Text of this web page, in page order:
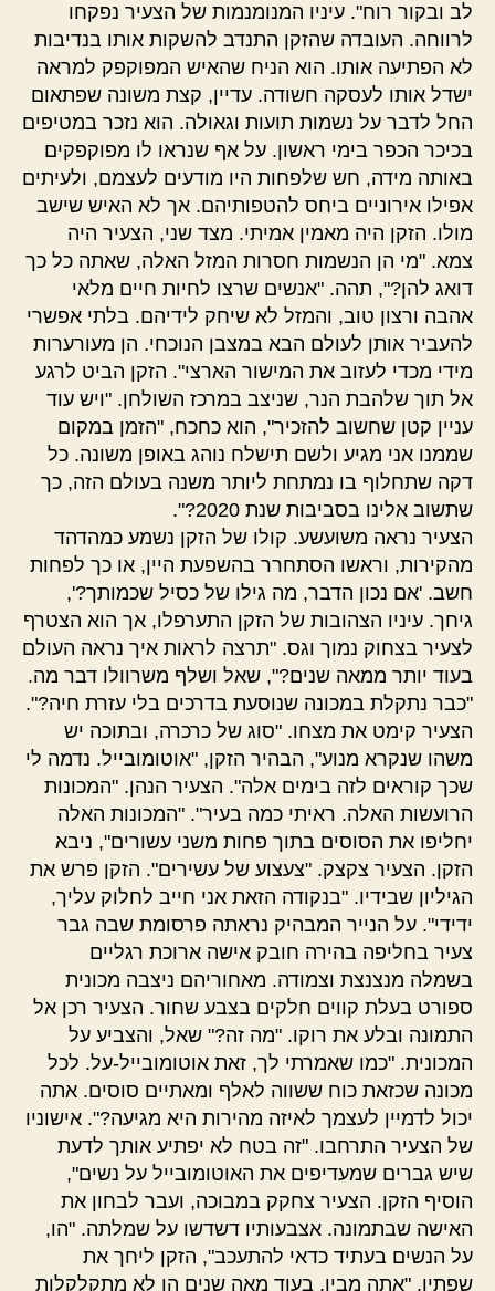
לב ובקור רוח". עיניו המנומנמות של הצעיר נפקחו
לרווחה. העובדה שהזקן התנדב להשקות אותו בנדיבות
לא הפתיעה אותו. הוא הניח שהאיש המפוקפק למראה
ישדל אותו לעסקה חשודה. עדיין, קצת משונה שפתאום
החל לדבר על נשמות תועות וגאולה. הוא נזכר במטיפים
בכיכר הכפר בימי ראשון. על אף שנראו לו מפוקפקים
באותה מידה, חש שלפחות היו מודעים לעצמם, ולעיתים
אפילו אירוניים ביחס להטפותיהם. אך לא האיש שישב
מולו. הזקן היה מאמין אמיתי. מצד שני, הצעיר היה
צמא. "מי הן הנשמות חסרות המזל האלה, שאתה כל כך
דואג להן?", תהה. "אנשים שרצו לחיות חיים מלאי
אהבה ורצון טוב, והמזל לא שיחק לידיהם. בלתי אפשרי
להעביר אותן לעולם הבא במצבן הנוכחי. הן מעורערות
מידי מכדי לעזוב את המישור הארצי". הזקן הביט לרגע
אל תוך שלהבת הנר, שניצב במרכז השולחן. "ויש עוד
עניין קטן שחשוב להזכיר", הוא כחכח, "הזמן במקום
שממנו אני מגיע ולשם תישלח נוהג באופן משונה. כל
דקה שתחלוף בו נמתחת ליותר משנה בעולם הזה, כך
שתשוב אלינו בסביבות שנת 2020?".
הצעיר נראה משועשע. קולו של הזקן נשמע כמהדהד
מהקירות, וראשו הסתחרר בהשפעת היין, או כך לפחות
חשב. 'אם נכון הדבר, מה גילו של כסיל שכמותך?',
גיחך. עיניו הצהובות של הזקן התערפלו, אך הוא הצטרף
לצעיר בצחוק נמוך וגס. "תרצה לראות איך נראה העולם
בעוד יותר ממאה שנים?", שאל ושלף משרוולו דבר מה.
"כבר נתקלת במכונה שנוסעת בדרכים בלי עזרת חיה?".
הצעיר קימט את מצחו. "סוג של כרכרה, ובתוכה יש
משהו שנקרא מנוע", הבהיר הזקן, "אוטומובייל. נדמה לי
שכך קוראים לזה בימים אלה". הצעיר הנהן. "המכונות
הרועשות האלה. ראיתי כמה בעיר". "המכונות האלה
יחליפו את הסוסים בתוך פחות משני עשורים", ניבא
הזקן. הצעיר צקצק. "צעצוע של עשירים". הזקן פרש את
הגיליון שבידיו. "בנקודה הזאת אני חייב לחלוק עליך,
ידידי". על הנייר המבהיק נראתה פרסומת שבה גבר
צעיר בחליפה בהירה חובק אישה ארוכת רגליים
בשמלה מנצנצת וצמודה. מאחוריהם ניצבה מכונית
ספורט בעלת קווים חלקים בצבע שחור. הצעיר רכן אל
התמונה ובלע את רוקו. "מה זה?" שאל, והצביע על
המכונית. "כמו שאמרתי לך, זאת אוטומובייל-על. לכל
מכונה שכזאת כוח ששווה לאלף ומאתיים סוסים. אתה
יכול לדמיין לעצמך לאיזה מהירות היא מגיעה?". אישוניו
של הצעיר התרחבו. "זה בטח לא יפתיע אותך לדעת
שיש גברים שמעדיפים את האוטומובייל על נשים",
הוסיף הזקן. הצעיר צחקק במבוכה, ועבר לבחון את
האישה שבתמונה. אצבעותיו דשדשו על שמלתה. "הו,
על הנשים בעתיד כדאי להתעכב", הזקן ליחך את
שפתיו. "אתה מבין, בעוד מאה שנים הן לא מתקלקלות